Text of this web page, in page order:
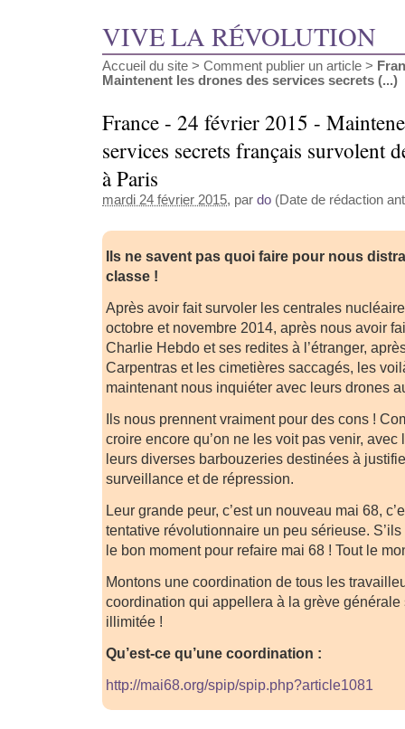
VIVE LA RÉVOLUTION
Accueil du site > Comment publier un article >
Maintenent les drones des services secrets (...)
France - 24 février 2015 -
services secrets français survolent
à Paris
mardi 24 février 2015, par do (Date de rédaction
Ils ne savent pas quoi faire pour nous
classe !
Après avoir fait survoler les centrales
octobre et novembre 2014, après nous avoir
Charlie Hebdo et ses redites à l’étranger,
Carpentras et les cimetières saccagés, les
maintenant nous inquiéter avec leurs drones
Ils nous prennent vraiment pour des cons !
croire encore qu’on ne les voit pas venir, avec
leurs diverses barbouzeries destinées à
surveillance et de répression.
Leur grande peur, c’est un nouveau mai 68,
tentative révolutionnaire un peu sérieuse. S’ils
le bon moment pour refaire mai 68 ! Tout le
Montons une coordination de tous les
coordination qui appellera à la grève générale
illimitée !
Qu’est-ce qu’une coordination :
http://mai68.org/spip/spip.php?article1081